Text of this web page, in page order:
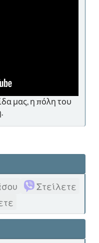
μας, η πόλη του
Στείλετε